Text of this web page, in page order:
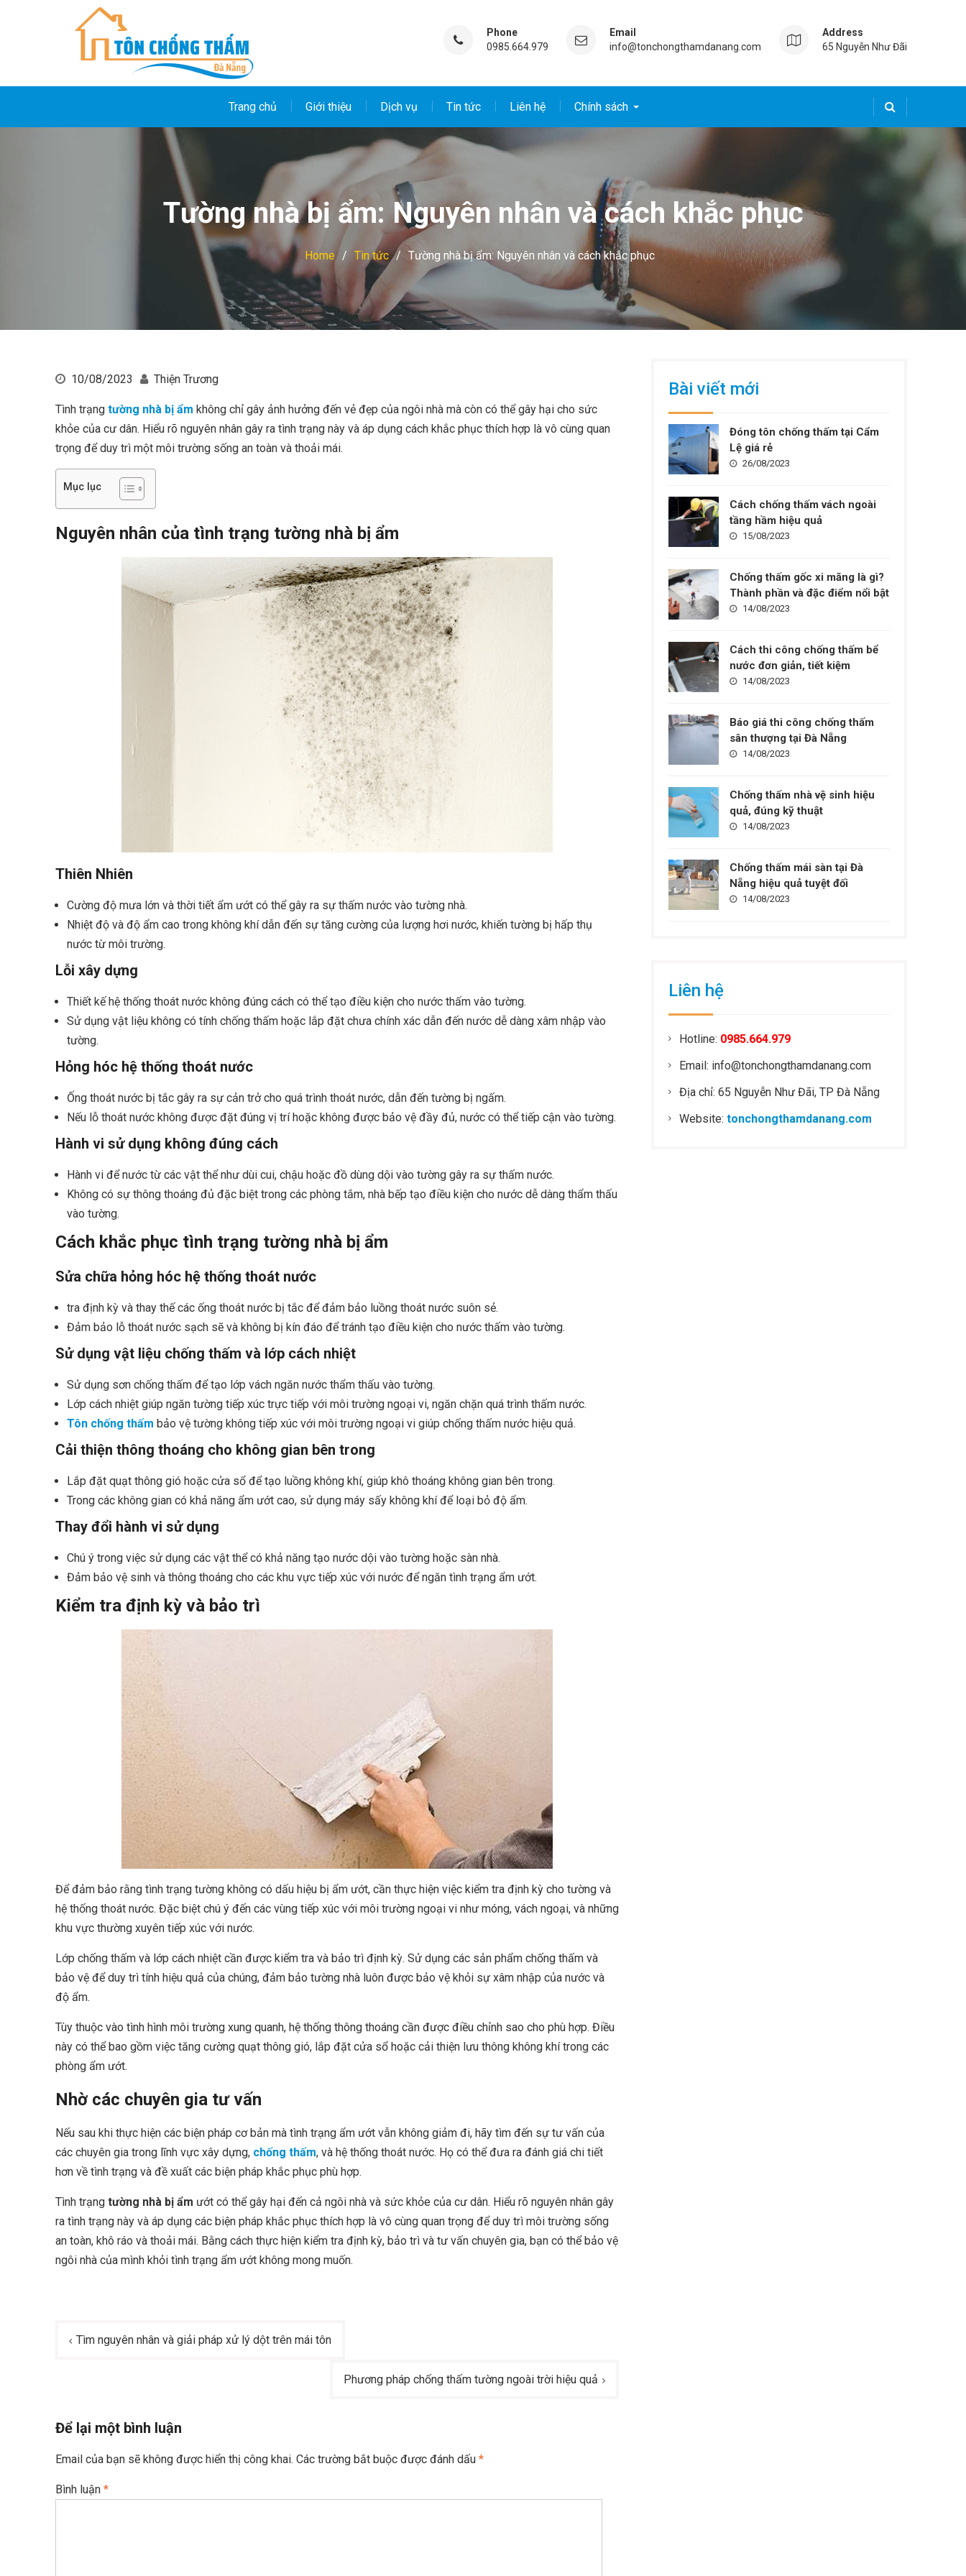
Phone
0985.664.979
Email
info@tonchongthamdanang.com
Address
65 Nguyễn Như Đãi
Trang chủ Giới thiệu Dịch vụ Tin tức Liên hệ Chính sách
Tường nhà bị ẩm: Nguyên nhân và cách khắc phục
Home Tin tức Tường nhà bị ẩm: Nguyên nhân và cách khắc phục
10/08/2023 Thiện Trương
Tình trạng tường nhà bị ẩm không chỉ gây ảnh hưởng đến vẻ đẹp của ngôi nhà mà còn có thể gây hại cho sức
khỏe của cư dân. Hiểu rõ nguyên nhân gây ra tình trạng này và áp dụng cách khắc phục thích hợp là vô cùng quan
trọng để duy trì một môi trường sống an toàn và thoải mái.
Mục lục
Nguyên nhân của tình trạng tường nhà bị ẩm
Thiên Nhiên
Cường độ mưa lớn và thời tiết ẩm ướt có thể gây ra sự thấm nước vào tường nhà.
Nhiệt độ và độ ẩm cao trong không khí dẫn đến sự tăng cường của lượng hơi nước, khiến tường bị hấp thụ
nước từ môi trường.
Lỗi xây dựng
Thiết kế hệ thống thoát nước không đúng cách có thể tạo điều kiện cho nước thấm vào tường.
Sử dụng vật liệu không có tính chống thấm hoặc lắp đặt chưa chính xác dẫn đến nước dễ dàng xâm nhập vào
tường.
Hỏng hóc hệ thống thoát nước
Ống thoát nước bị tắc gây ra sự cản trở cho quá trình thoát nước, dẫn đến tường bị ngấm.
Nếu lỗ thoát nước không được đặt đúng vị trí hoặc không được bảo vệ đầy đủ, nước có thể tiếp cận vào tường.
Hành vi sử dụng không đúng cách
Hành vi để nước từ các vật thể như dùi cui, chậu hoặc đồ dùng dội vào tường gây ra sự thấm nước.
Không có sự thông thoáng đủ đặc biệt trong các phòng tắm, nhà bếp tạo điều kiện cho nước dễ dàng thẩm thấu
vào tường.
Cách khắc phục tình trạng tường nhà bị ẩm
Sửa chữa hỏng hóc hệ thống thoát nước
tra định kỳ và thay thế các ống thoát nước bị tắc để đảm bảo luồng thoát nước suôn sẻ.
Đảm bảo lỗ thoát nước sạch sẽ và không bị kín đáo để tránh tạo điều kiện cho nước thấm vào tường.
Sử dụng vật liệu chống thấm và lớp cách nhiệt
Sử dụng sơn chống thấm để tạo lớp vách ngăn nước thẩm thấu vào tường.
Lớp cách nhiệt giúp ngăn tường tiếp xúc trực tiếp với môi trường ngoại vi, ngăn chặn quá trình thấm nước.
Tôn chống thấm bảo vệ tường không tiếp xúc với môi trường ngoại vi giúp chống thấm nước hiệu quả.
Cải thiện thông thoáng cho không gian bên trong
Lắp đặt quạt thông gió hoặc cửa sổ để tạo luồng không khí, giúp khô thoáng không gian bên trong.
Trong các không gian có khả năng ẩm ướt cao, sử dụng máy sấy không khí để loại bỏ độ ẩm.
Thay đổi hành vi sử dụng
Chú ý trong việc sử dụng các vật thể có khả năng tạo nước dội vào tường hoặc sàn nhà.
Đảm bảo vệ sinh và thông thoáng cho các khu vực tiếp xúc với nước để ngăn tình trạng ẩm ướt.
Kiểm tra định kỳ và bảo trì
Để đảm bảo rằng tình trạng tường không có dấu hiệu bị ẩm ướt, cần thực hiện việc kiểm tra định kỳ cho tường và
hệ thống thoát nước. Đặc biệt chú ý đến các vùng tiếp xúc với môi trường ngoại vi như móng, vách ngoại, và những
khu vực thường xuyên tiếp xúc với nước.
Lớp chống thấm và lớp cách nhiệt cần được kiểm tra và bảo trì định kỳ. Sử dụng các sản phẩm chống thấm và
bảo vệ để duy trì tính hiệu quả của chúng, đảm bảo tường nhà luôn được bảo vệ khỏi sự xâm nhập của nước và
độ ẩm.
Tùy thuộc vào tình hình môi trường xung quanh, hệ thống thông thoáng cần được điều chỉnh sao cho phù hợp. Điều
này có thể bao gồm việc tăng cường quạt thông gió, lắp đặt cửa sổ hoặc cải thiện lưu thông không khí trong các
phòng ẩm ướt.
Nhờ các chuyên gia tư vấn
Nếu sau khi thực hiện các biện pháp cơ bản mà tình trạng ẩm ướt vẫn không giảm đi, hãy tìm đến sự tư vấn của
các chuyên gia trong lĩnh vực xây dựng, chống thấm, và hệ thống thoát nước. Họ có thể đưa ra đánh giá chi tiết
hơn về tình trạng và đề xuất các biện pháp khắc phục phù hợp.
Tình trạng tường nhà bị ẩm ướt có thể gây hại đến cả ngôi nhà và sức khỏe của cư dân. Hiểu rõ nguyên nhân gây
ra tình trạng này và áp dụng các biện pháp khắc phục thích hợp là vô cùng quan trọng để duy trì môi trường sống
an toàn, khô ráo và thoải mái. Bằng cách thực hiện kiểm tra định kỳ, bảo trì và tư vấn chuyên gia, bạn có thể bảo vệ
ngôi nhà của mình khỏi tình trạng ẩm ướt không mong muốn.
ĐiềuTìm nguyên nhân và giải pháp xử lý dột trên mái tôn
Phương pháp chống thấm tường ngoài trời hiệu quả
Để lại một bình luận
Email của bạn sẽ không được hiển thị công khai. Các trường bắt buộc được đánh dấu *
Bình luận *
Bài viết mới
Đóng tôn chống thấm tại Cẩm
Lệ giá rẻ
26/08/2023
Cách chống thấm vách ngoài
tầng hầm hiệu quả
15/08/2023
Chống thấm gốc xi măng là gì?
Thành phần và đặc điểm nổi bật
14/08/2023
Cách thi công chống thấm bể
nước đơn giản, tiết kiệm
14/08/2023
Báo giá thi công chống thấm
sân thượng tại Đà Nẵng
14/08/2023
Chống thấm nhà vệ sinh hiệu
quả, đúng kỹ thuật
14/08/2023
Chống thấm mái sàn tại Đà
Nẵng hiệu quả tuyệt đối
14/08/2023
Liên hệ
Hotline: 0985.664.979
Email: info@tonchongthamdanang.com
Địa chỉ: 65 Nguyễn Như Đãi, TP Đà Nẵng
Website:tonchongthamdanang.com